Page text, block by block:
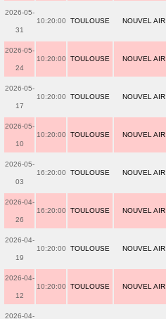
2026-05-
31
10:20:00 TOULOUSE NOUVEL AIR
2026-05-
24
10:20:00 TOULOUSE NOUVEL AIR
2026-05-
17
10:20:00 TOULOUSE NOUVEL AIR
2026-05-
10
10:20:00 TOULOUSE NOUVEL AIR
2026-05-
03
16:20:00 TOULOUSE NOUVEL AIR
2026-04-
26
16:20:00 TOULOUSE NOUVEL AIR
2026-04-
19
10:20:00 TOULOUSE NOUVEL AIR
2026-04-
12
10:20:00 TOULOUSE NOUVEL AIR
2026-04-